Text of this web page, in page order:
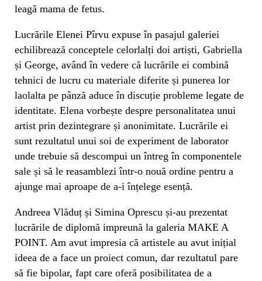
leagă mama de fetus.
Lucrările Elenei Pîrvu expuse în pasajul galeriei
echilibrează conceptele celorlalți doi artiști, Gabriella
și George, având în vedere că lucrările ei combină
tehnici de lucru cu materiale diferite și punerea lor
laolalta pe pânză aduce în discuție probleme legate de
identitate. Elena vorbește despre personalitatea unui
artist prin dezintegrare și anonimitate. Lucrările ei
sunt rezultatul unui soi de experiment de laborator
unde trebuie să descompui un întreg în componentele
sale și să le reasamblezi într-o nouă ordine pentru a
ajunge mai aproape de a-i înțelege esență.
Andreea Vlăduț și Simina Oprescu și-au prezentat
lucrările de diplomă impreună la galeria MAKE A
POINT. Am avut impresia că artistele au avut inițial
ideea de a face un proiect comun, dar rezultatul pare
să fie bipolar, fapt care oferă posibilitatea de a